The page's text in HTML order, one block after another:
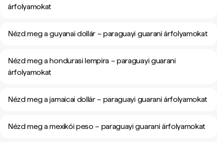
árfolyamokat
Nézd meg a guyanai dollár – paraguayi guarani árfolyamokat
Nézd meg a hondurasi lempira – paraguayi guarani
árfolyamokat
Nézd meg a jamaicai dollár – paraguayi guarani árfolyamokat
Nézd meg a mexikói peso – paraguayi guarani árfolyamokat